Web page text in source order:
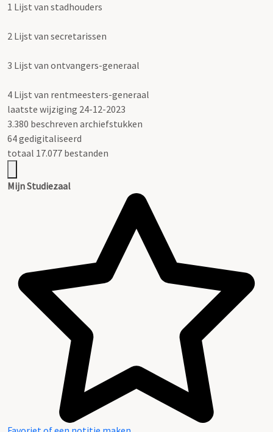
1 Lijst van stadhouders
2 Lijst van secretarissen
3 Lijst van ontvangers-generaal
4 Lijst van rentmeesters-generaal
laatste wijziging 24-12-2023
3.380 beschreven archiefstukken
64 gedigitaliseerd
totaal 17.077 bestanden
Mijn Studiezaal